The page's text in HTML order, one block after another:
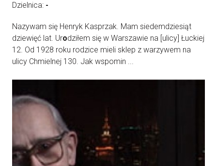
Dzielnica: -
Nazywam się Henryk Kasprzak. Mam siedemdziesiąt
dziewięć lat. Urodziłem się w Warszawie na [ulicy] Łuckiej
12. Od 1928 roku rodzice mieli sklep z warzywem na
ulicy Chmielnej 130. Jak wspomin ...